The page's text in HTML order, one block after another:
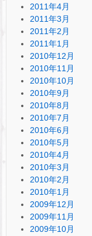
2011年4月
2011年3月
2011年2月
2011年1月
2010年12月
2010年11月
2010年10月
2010年9月
2010年8月
2010年7月
2010年6月
2010年5月
2010年4月
2010年3月
2010年2月
2010年1月
2009年12月
2009年11月
2009年10月